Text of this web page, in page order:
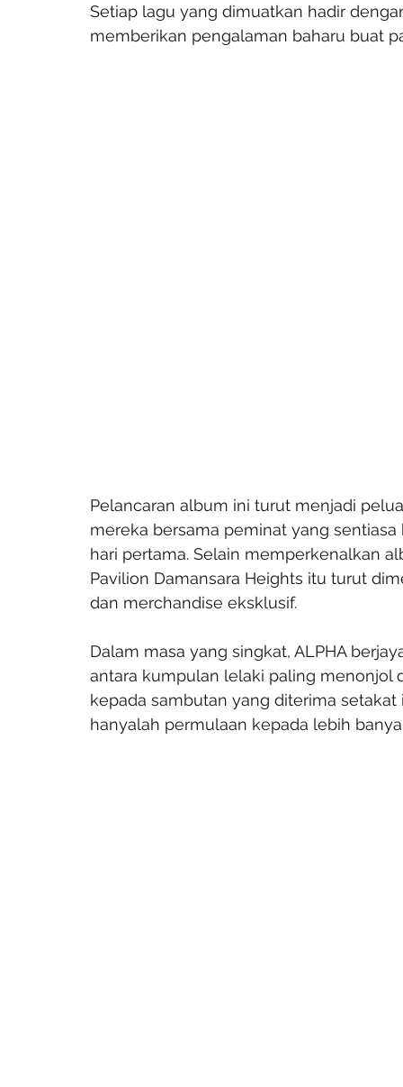
Setiap lagu yang dimuatkan hadir
memberikan pengalaman baharu buat
Pelancaran album ini turut menjadi
mereka bersama peminat yang
hari pertama. Selain memperkenalkan
Pavilion Damansara Heights itu turut
dan merchandise eksklusif.
Dalam masa yang singkat, ALPHA
antara kumpulan lelaki paling menonjol
kepada sambutan yang diterima
hanyalah permulaan kepada lebih